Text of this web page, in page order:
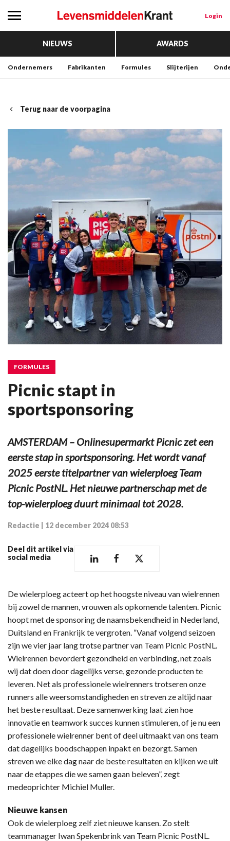
Login
NIEUWS AWARDS
Ondernemers Fabrikanten Formules Slijterijen
Terug naar de voorpagina
FORMULES
Picnic stapt in
sportsponsoring
AMSTERDAM – Onlinesupermarkt Picnic zet een
eerste stap in sportsponsoring. Het wordt vanaf
2025 eerste titelpartner van wielerploeg Team
Picnic PostNL. Het nieuwe partnerschap met de
top-wielerploeg duurt minimaal tot 2028.
Redactie 12 december 2024 08:53
Deel dit artikel via
social media
De wielerploeg acteert op het hoogste niveau van wielrennen
bij zowel de mannen, vrouwen als opkomende talenten. Picnic
hoopt met de sponsoring de naamsbekendheid in Nederland,
Duitsland en Frankrijk te vergroten. “Vanaf volgend seizoen
zijn we vier jaar lang trotse partner van Team Picnic PostNL.
Wielrennen bevordert gezondheid en verbinding, net zoals
wij dat doen door dagelijks verse, gezonde producten te
leveren. Net als professionele wielrenners trotseren onze
runners alle weersomstandigheden en streven ze altijd naar
het beste resultaat. Deze samenwerking laat zien hoe
innovatie en teamwork succes kunnen stimuleren, of je nu een
professionele wielrenner bent of deel uitmaakt van ons team
dat dagelijks boodschappen inpakt en bezorgt. Samen
streven we elke dag naar de beste resultaten en kijken we uit
naar de etappes die we samen gaan beleven”, zegt
medeoprichter Michiel Muller.
Nieuwe kansen
Ook de wielerploeg zelf ziet nieuwe kansen. Zo stelt
teammanager Iwan Spekenbrink van Team Picnic PostNL.